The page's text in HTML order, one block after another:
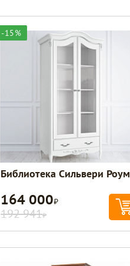
-15%
Библиотека Сильвери Роум
164 000Р
192 941Р